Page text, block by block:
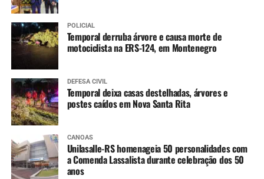
POLICIAL
Temporal derruba árvore e causa morte de
motociclista na ERS-124, em Montenegro
DEFESA CIVIL
Temporal deixa casas destelhadas, árvores e
postes caídos em Nova Santa Rita
CANOAS
Unilasalle-RS homenageia 50 personalidades com
a Comenda Lassalista durante celebração dos 50
anos